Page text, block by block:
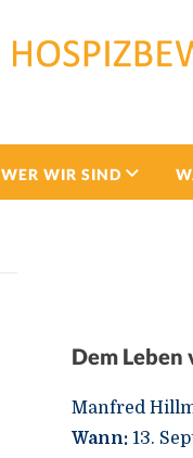
WER WIR SIND
Dem
Manfred
Wann: 13.